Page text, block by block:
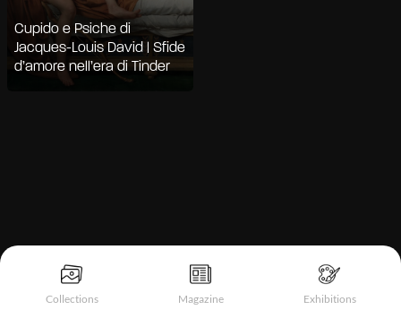
Collections Magazine Exhibitions
Cupido e Psiche di
Jacques-Louis David | Sfide
d’amore nell’era di Tinder
Informativa sulla raccolta